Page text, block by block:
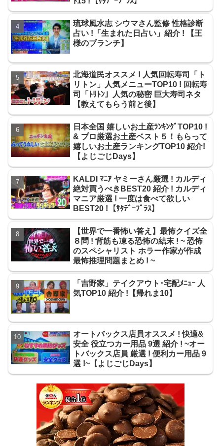
琉球風水志 シウマさん監修 性格診断
占い !「生まれた日占い」紹介 ! 【王
様のブランチ】
北海道民オススメ ! 人気回転寿司「ト
リトン」人気メニューTOP10 ! 回転寿
司「ﾄﾘﾄﾝ」人気の秘密 巨大寿司ネタ
【教えてもらう前と後】
日本全国 嬉しいお土産ﾗﾝｷﾝｸﾞTOP10 !
& プロ厳選お土産ベスト５！もらって
嬉しいお土産ランキングTOP10 紹介!
【よじごじDays】
KALDI ﾏﾆｱ ヤミーさん厳選 ! カルディ
絶対買うべきBEST20 紹介 ! カルディ
マニア厳選 ! 一度は食べて欲しい
BEST20 !【ｻﾀﾃﾞｰﾌﾟﾗｽ】
【世界で一番怖い答え】最怖クイズ全
８問 ! 背筋も凍る恐怖の結末 ! ~ 恐怖
のスペシャリスト ホラー作家が作成
最怖推理問題まとめ ! ~
「吉野家」テイクアウト･宅配ﾒﾆｭｰ 人
気TOP10 紹介 !【帰れま10】
オートバックス店員オススメ ! 快適&
安全 役立つカー用品 9選 紹介 ! ~オー
トバックス店員 厳選 ! 便利カー用品 9
選 !~【よじごじDays】